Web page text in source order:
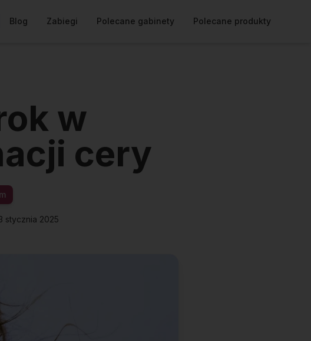
Blog Zabiegi Polecane gabinety Polecane produkty
w
cery
stycznia 2025